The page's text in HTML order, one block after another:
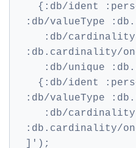
{:db/ident
:db/valueType
:db/cardinality
:db.cardinality/
:db/unique
{:db/ident
:db/valueType
:db/cardinality
:db.cardinality/
]');